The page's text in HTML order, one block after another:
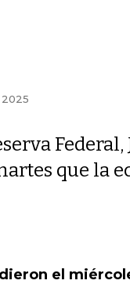
Federal,
que la
el